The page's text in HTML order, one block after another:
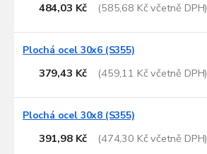
ů
484,03 Kč (585,68 Kč včetně DPH)
Plochá ocel 30x6 (S355)
379,43 Kč (459,11 Kč včetně DPH)
Plochá ocel 30x8 (S355)
391,98 Kč (474,30 Kč včetně DPH)